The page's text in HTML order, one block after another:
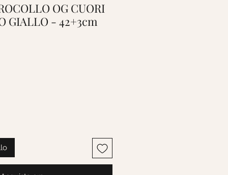
OG CUORI
GIALLO - 42+3cm